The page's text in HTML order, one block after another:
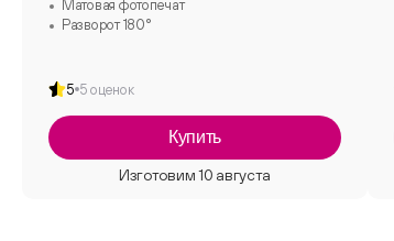
Матовая фотопечат
Разворот 180°
5 5 оценок
Купить